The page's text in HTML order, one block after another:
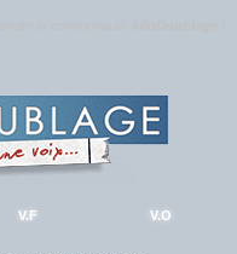
V.F V.O